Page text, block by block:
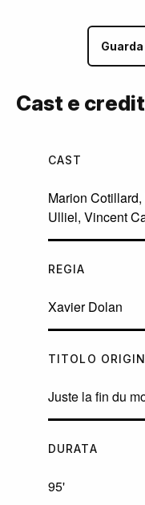
Cast e
CAST
Marion Cotillard,
Ulliel, Vincent
REGIA
Xavier Dolan
TITOLO
Juste la fin du
DURATA
95'